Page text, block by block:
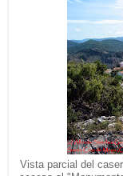
Vista parcial del